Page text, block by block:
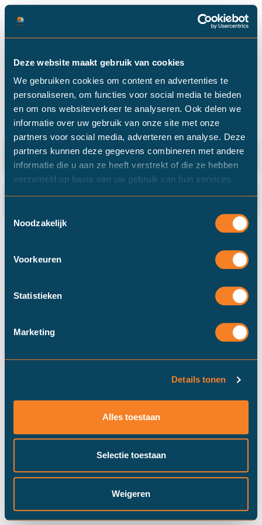
Deze website maakt gebruik van cookies
We gebruiken cookies om content en advertenties te
personaliseren, om functies voor social media te bieden
en om ons websiteverkeer te analyseren. Ook delen we
informatie over uw gebruik van onze site met onze
partners voor social media, adverteren en analyse. Deze
partners kunnen deze gegevens combineren met andere
informatie die u aan ze heeft verstrekt of die ze hebben
verzameld op basis van uw gebruik van hun services.
Noodzakelijk
Voorkeuren
Statistieken
Marketing
Details tonen
Alles toestaan
Selectie toestaan
Weigeren
Categorie: Vereniging Eigen
Huis
Financiële tips voor als je gaat
samenwonen
Duinstra Melis Makelaars maakt
gebruik van cookies om ervoor te
mogelijk draait​. Klik op “Prima!”, om
pas je instellingen via "cookie
Prima!